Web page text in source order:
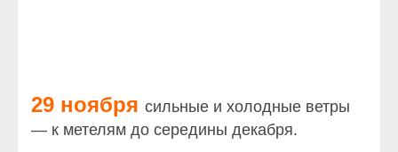
29 ноября сильные и холодные ветры
— к метелям до середины декабря.